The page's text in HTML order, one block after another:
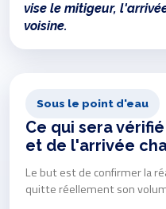
vise le mitigeur,
voisine.
Sous le point d'eau
Ce qui sera
et de l'arrivée
Le but est de confirmer la
quitte réellement son